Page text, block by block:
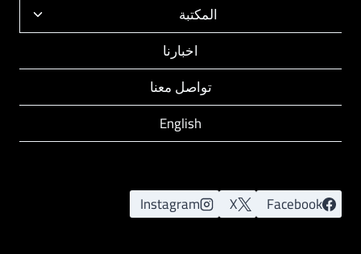
المكتبة
تبديل
الفرعية
اخبارنا
تواصل معنا
English
Facebook
X
Instagram